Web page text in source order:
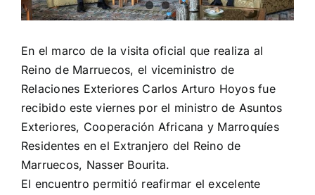
En el marco de la visita oficial que realiza al
Reino de Marruecos, el viceministro de
Relaciones Exteriores Carlos Arturo Hoyos fue
recibido este viernes por el ministro de Asuntos
Exteriores, Cooperación Africana y Marroquíes
Residentes en el Extranjero del Reino de
Marruecos, Nasser Bourita.
El encuentro permitió reafirmar el excelente